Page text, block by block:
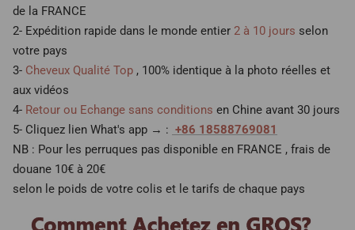
de la FRANCE
2- Expédition rapide dans le monde entier 2 à 10 jours selon
votre pays
3- Cheveux Qualité Top , 100% identique à la photo réelles et
aux vidéos
4- Retour ou Echange sans conditions en Chine avant 30 jours
5- Cliquez lien What's app → : +86 18588769081
NB : Pour les perruques pas disponible en FRANCE , frais de
douane 10€ à 20€
selon le poids de votre colis et le tarifs de chaque pays